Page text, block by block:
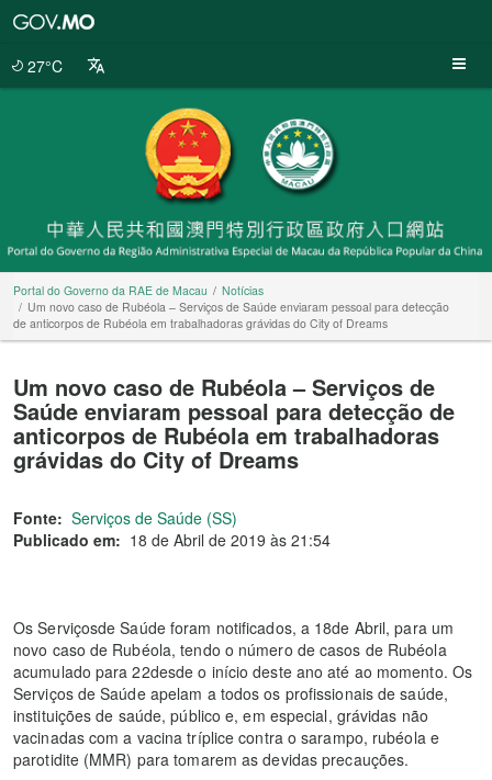
27°C
Portal do Governo da RAE de Macau
Notícias
Um novo caso de Rubéola – Serviços de Saúde enviaram pessoal para detecção
de anticorpos de Rubéola em trabalhadoras grávidas do City of Dreams
Um novo caso de Rubéola – Serviços de
Saúde enviaram pessoal para detecção de
anticorpos de Rubéola em trabalhadoras
grávidas do City of Dreams
Fonte: Serviços de Saúde (SS)
Publicado em: 18 de Abril de 2019 às 21:54
Os Serviçosde Saúde foram notificados, a 18de Abril, para um
novo caso de Rubéola, tendo o número de casos de Rubéola
acumulado para 22desde o início deste ano até ao momento. Os
Serviços de Saúde apelam a todos os profissionais de saúde,
instituições de saúde, público e, em especial, grávidas não
vacinadas com a vacina tríplice contra o sarampo, rubéola e
parotidite (MMR) para tomarem as devidas precauções.